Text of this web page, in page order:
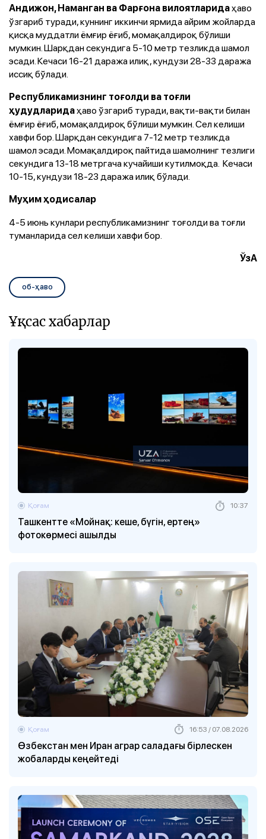
Андижон, Наманган ва Фарғона вилоятларидаҳаво
ўзгариб туради, куннинг иккинчи ярмида айрим жойларда
қисқа муддатли ёмғир ёғиб, момақалдироқ бўлиши
мумкин. Шарқдан секундига 5-10 метр тезликда шамол
эсади. Кечаси 16-21 даража илиқ, кундузи 28-33 даража
иссиқ бўлади.
Республикамизнинг тоғолди ва тоғли
ҳудудларидаҳаво ўзгариб туради, вақти-вақти билан
ёмғир ёғиб, момақалдироқ бўлиши мумкин. Сел келиши
хавфи бор. Шарқдан секундига 7-12 метр тезликда
шамол эсади. Момақалдироқ пайтида шамолнинг тезлиги
секундига 13-18 метргача кучайиши кутилмоқда. Кечаси
10-15, кундузи 18-23 даража илиқ бўлади.
Муҳим ҳодисалар
4-5 июнь кунлари республикамизнинг тоғолди ва тоғли
туманларида сел келиши хавфи бор.
ЎзА
об-ҳаво
Ұқсас хабарлар
Ташкентте «Мойнақ: кеше, бүгін, ертең»
фотокөрмесі ашылды
Қоғам 10:37
Өзбекстан мен Иран аграр саладағы бірлескен
жобаларды кеңейтеді
Қоғам 16:53 / 07.08.2026